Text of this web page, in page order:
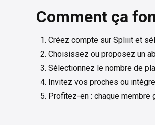
Comment ça
Créez compte sur Spliiit et
Choisissez ou proposez un
Sélectionnez le nombre de
Invitez vos proches ou
Profitez-en : chaque membre